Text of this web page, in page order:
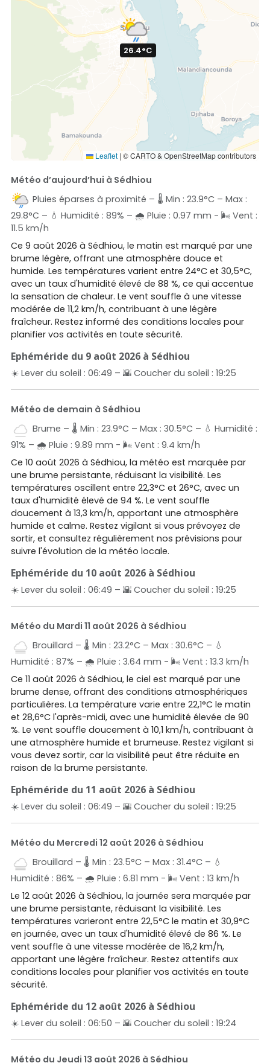
26.4°C
Leaflet | © CARTO & OpenStreetMap contributors
Météo d’aujourd’hui à Sédhiou
Pluies éparses à proximité – 🌡️ Min : 23.9°C – Max :
29.8°C – 💧 Humidité : 89% – 🌧️ Pluie : 0.97 mm - 🌬️ Vent :
11.5 km/h
Ce 9 août 2026 à Sédhiou, le matin est marqué par une
brume légère, offrant une atmosphère douce et
humide. Les températures varient entre 24°C et 30,5°C,
avec un taux d'humidité élevé de 88 %, ce qui accentue
la sensation de chaleur. Le vent souffle à une vitesse
modérée de 11,2 km/h, contribuant à une légère
fraîcheur. Restez informé des conditions locales pour
planifier vos activités en toute sécurité.
Ephéméride du 9 août 2026 à Sédhiou
☀️ Lever du soleil : 06:49 – 🌇 Coucher du soleil : 19:25
Météo de demain à Sédhiou
Brume – 🌡️ Min : 23.9°C – Max : 30.5°C – 💧 Humidité :
91% – 🌧️ Pluie : 9.89 mm - 🌬️ Vent : 9.4 km/h
Ce 10 août 2026 à Sédhiou, la météo est marquée par
une brume persistante, réduisant la visibilité. Les
températures oscillent entre 22,3°C et 26°C, avec un
taux d'humidité élevé de 94 %. Le vent souffle
doucement à 13,3 km/h, apportant une atmosphère
humide et calme. Restez vigilant si vous prévoyez de
sortir, et consultez régulièrement nos prévisions pour
suivre l'évolution de la météo locale.
Ephéméride du 10 août 2026 à Sédhiou
☀️ Lever du soleil : 06:49 – 🌇 Coucher du soleil : 19:25
Météo du Mardi 11 août 2026 à Sédhiou
Brouillard – 🌡️ Min : 23.2°C – Max : 30.6°C – 💧
Humidité : 87% – 🌧️ Pluie : 3.64 mm - 🌬️ Vent : 13.3 km/h
Ce 11 août 2026 à Sédhiou, le ciel est marqué par une
brume dense, offrant des conditions atmosphériques
particulières. La température varie entre 22,1°C le matin
et 28,6°C l'après-midi, avec une humidité élevée de 90
%. Le vent souffle doucement à 10,1 km/h, contribuant à
une atmosphère humide et brumeuse. Restez vigilant si
vous devez sortir, car la visibilité peut être réduite en
raison de la brume persistante.
Ephéméride du 11 août 2026 à Sédhiou
☀️ Lever du soleil : 06:49 – 🌇 Coucher du soleil : 19:25
Météo du Mercredi 12 août 2026 à Sédhiou
Brouillard – 🌡️ Min : 23.5°C – Max : 31.4°C – 💧
Humidité : 86% – 🌧️ Pluie : 6.81 mm - 🌬️ Vent : 13 km/h
Le 12 août 2026 à Sédhiou, la journée sera marquée par
une brume persistante, réduisant la visibilité. Les
températures varieront entre 22,5°C le matin et 30,9°C
en journée, avec un taux d'humidité élevé de 86 %. Le
vent souffle à une vitesse modérée de 16,2 km/h,
apportant une légère fraîcheur. Restez attentifs aux
conditions locales pour planifier vos activités en toute
sécurité.
Ephéméride du 12 août 2026 à Sédhiou
☀️ Lever du soleil : 06:50 – 🌇 Coucher du soleil : 19:24
Météo du Jeudi 13 août 2026 à Sédhiou